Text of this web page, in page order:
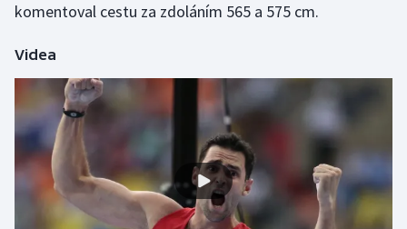
Plavání
Plážový volejbal
Ragby
komentoval cestu za zdoláním 565 a 575 cm.
Videa